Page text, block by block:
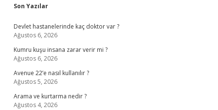
Sidebar
Son Yazılar
Devlet hastanelerinde kaç doktor var ?
Ağustos 6, 2026
Kumru kuşu insana zarar verir mi ?
Ağustos 6, 2026
Avenue 22’e nasıl kullanılır ?
Ağustos 5, 2026
Arama ve kurtarma nedir ?
Ağustos 4, 2026